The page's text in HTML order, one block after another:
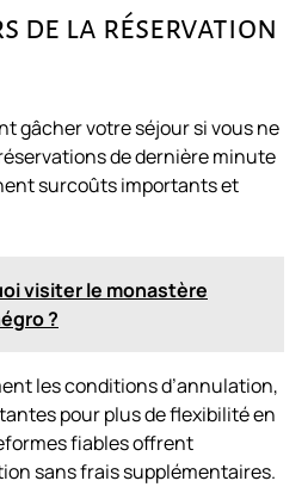
de la réservation
gâcher votre séjour si vous ne
de dernière minute
surcoûts importants et
visiter le monastère
?
les conditions d’annulation,
pour plus de flexibilité en
fiables offrent
sans frais supplémentaires.